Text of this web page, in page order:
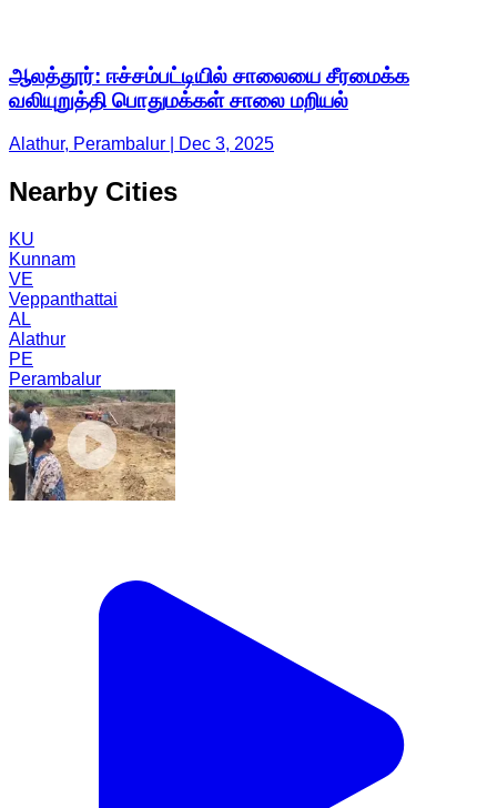
ஆலத்தூர்: ஈச்சம்பட்டியில் சாலையை சீரமைக்க
வலியுறுத்தி பொதுமக்கள் சாலை மறியல்
Alathur, Perambalur | Dec 3, 2025
Nearby Cities
KU
Kunnam
VE
Veppanthattai
AL
Alathur
PE
Perambalur